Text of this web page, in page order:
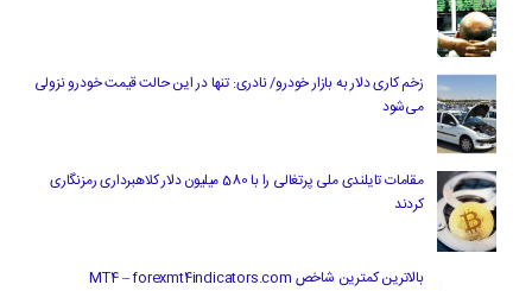
زخم کاری دلار به بازار خودرو/ نادری: تنها در این حالت قیمت خودرو نزولی
می‌شود
مقامات تایلندی ملی پرتغالی را با 580 میلیون دلار کلاهبرداری رمزنگاری
کردند
بالاترین کمترین شاخص MT4 – forexmt4indicators.com